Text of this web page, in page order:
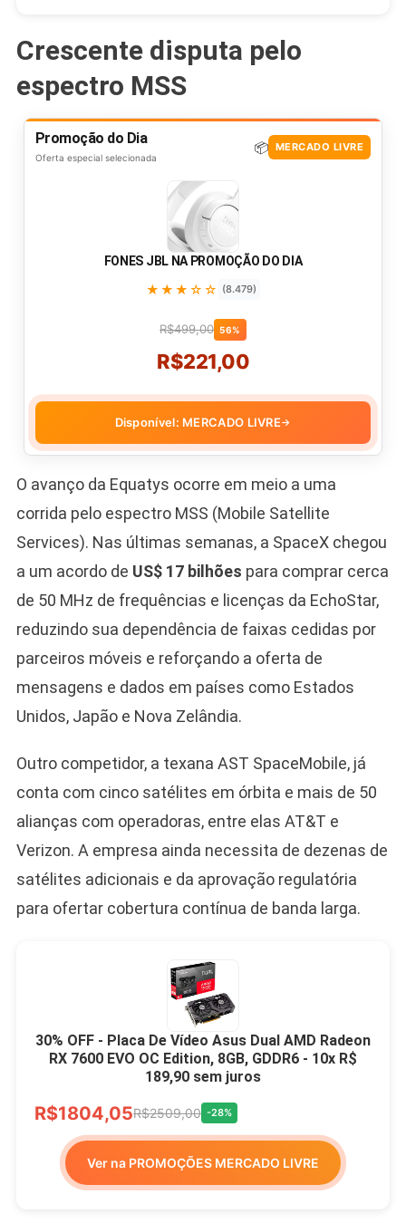
Crescente disputa pelo
espectro MSS
Promoção do Dia
Oferta especial selecionada
📦 MERCADO LIVRE
FONES JBL NA PROMOÇÃO DO DIA
★★★☆☆ (8.479)
R$499,00 56%
R$221,00
Disponível: MERCADO LIVRE→
O avanço da Equatys ocorre em meio a uma
corrida pelo espectro MSS (Mobile Satellite
Services). Nas últimas semanas, a SpaceX chegou
a um acordo de US$ 17 bilhões para comprar cerca
de 50 MHz de frequências e licenças da EchoStar,
reduzindo sua dependência de faixas cedidas por
parceiros móveis e reforçando a oferta de
mensagens e dados em países como Estados
Unidos, Japão e Nova Zelândia.
Outro competidor, a texana AST SpaceMobile, já
conta com cinco satélites em órbita e mais de 50
alianças com operadoras, entre elas AT&T e
Verizon. A empresa ainda necessita de dezenas de
satélites adicionais e da aprovação regulatória
para ofertar cobertura contínua de banda larga.
30% OFF - Placa De Vídeo Asus Dual AMD Radeon
RX 7600 EVO OC Edition, 8GB, GDDR6 - 10x R$
189,90 sem juros
R$1804,05R$2509,00 -28%
Ver na PROMOÇÕES MERCADO LIVRE